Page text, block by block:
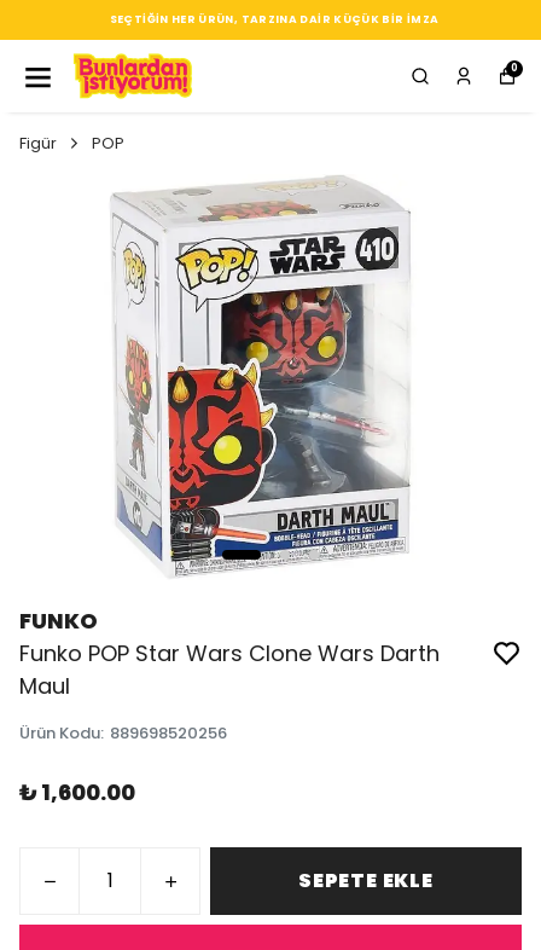
SEÇTIĞIN HER ÜRÜN, TARZINA DAIR KÜÇÜK BIR IMZA
0
Figür POP
FUNKO
Funko POP Star Wars Clone Wars Darth
Maul
Ürün Kodu: 889698520256
₺ 1,600.00
SEPETE EKLE